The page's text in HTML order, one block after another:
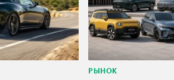
РЫНОК